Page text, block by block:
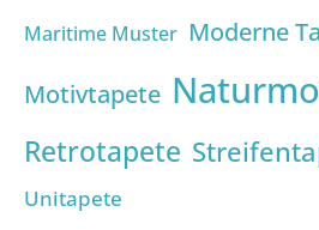
Maritime Muster Moderne
Motivtapete
Retrotapete
Unitapete